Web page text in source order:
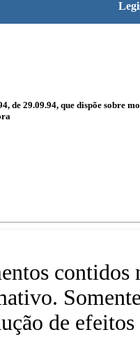
de 29.09.94, que dispõe sobre
contidos
de